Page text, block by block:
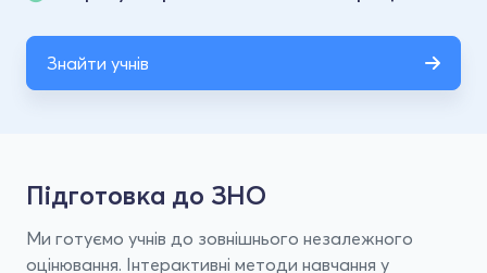
Знайти учнів
Підготовка до ЗНО
Ми готуємо учнів до зовнішнього незалежного
оцінювання. Інтерактивні методи навчання у